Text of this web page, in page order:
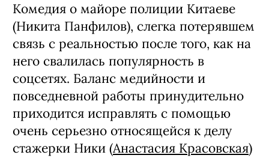
Комедия о майоре полиции Китаеве
(Никита Панфилов), слегка потерявшем
связь с реальностью после того, как на
него свалилась популярность в
соцсетях. Баланс медийности и
повседневной работы принудительно
приходится исправлять с помощью
очень серьезно относящейся к делу
стажерки Ники (Анастасия Красовская)